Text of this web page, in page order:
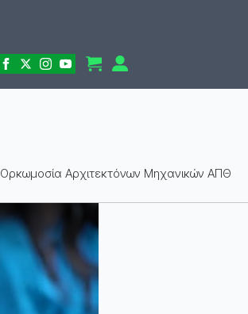
Ορκωμοσία Αρχιτεκτόνων Μηχανικών ΑΠΘ